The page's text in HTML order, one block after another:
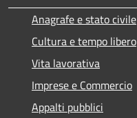
Anagrafe e stato civile
Cultura e tempo libero
Vita lavorativa
Imprese e Commercio
Appalti pubblici